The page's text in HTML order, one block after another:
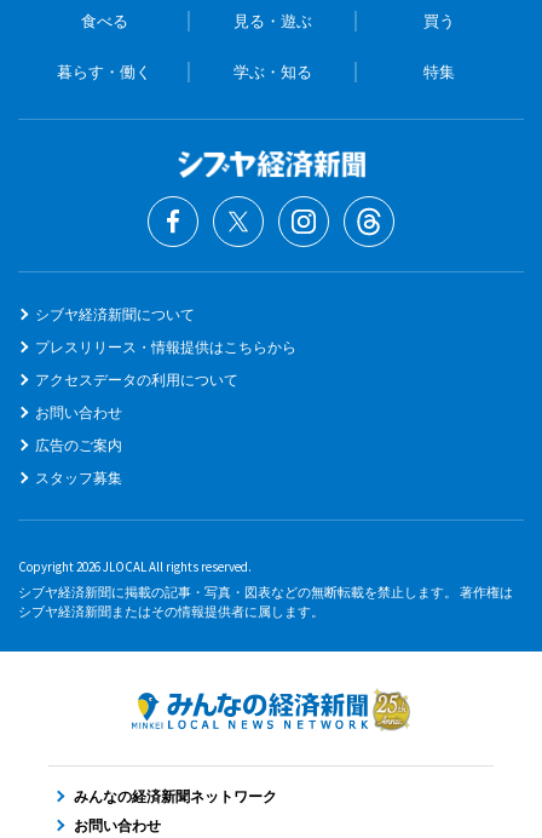
食べる 見る・遊ぶ 買う
暮らす・働く 学ぶ・知る 特集
シブヤ経済新聞について
プレスリリース・情報提供はこちらから
アクセスデータの利用について
お問い合わせ
広告のご案内
スタッフ募集
Copyright 2026 JLOCAL All rights reserved.
シブヤ経済新聞に掲載の記事・写真・図表などの無断転載を禁止します。 著作権は
シブヤ経済新聞またはその情報提供者に属します。
みんなの経済新聞ネットワーク
お問い合わせ